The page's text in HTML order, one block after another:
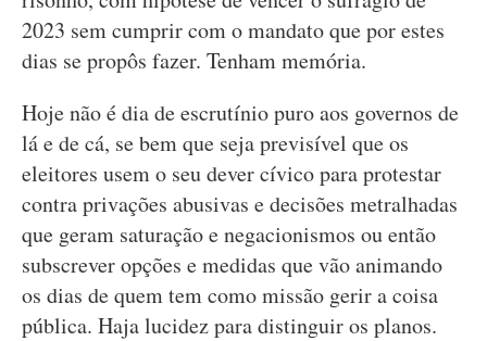
2023 sem cumprir com o mandato que por estes
dias se propôs fazer. Tenham memória.
Hoje não é dia de escrutínio puro aos governos de
lá e de cá, se bem que seja previsível que os
eleitores usem o seu dever cívico para protestar
contra privações abusivas e decisões metralhadas
que geram saturação e negacionismos ou então
subscrever opções e medidas que vão animando
os dias de quem tem como missão gerir a coisa
pública. Haja lucidez para distinguir os planos.